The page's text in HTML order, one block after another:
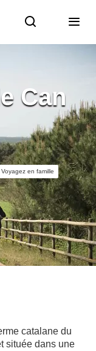
Can
Voyagez en famille
catalane du
située dans une